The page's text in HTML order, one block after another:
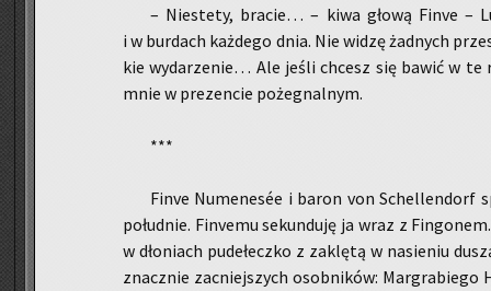
– Nie­ste­ty, bra­cie… – kiwa głową Finve –
i w bur­dach każ­de­go dnia. Nie widzę żad­nych
kie wy­da­rze­nie… Ale jeśli chcesz się bawić w te
mnie w pre­zen­cie po­że­gnal­nym.
***
Finve Nu­me­nesée i baron von Schel­len­dorf
po­łu­dnie. Fi­nve­mu se­kun­du­ję ja wraz z
w dło­niach pu­de­łecz­ko z za­klę­tą w na­sie­niu
znacz­nie za­cniej­szych osob­ni­ków: